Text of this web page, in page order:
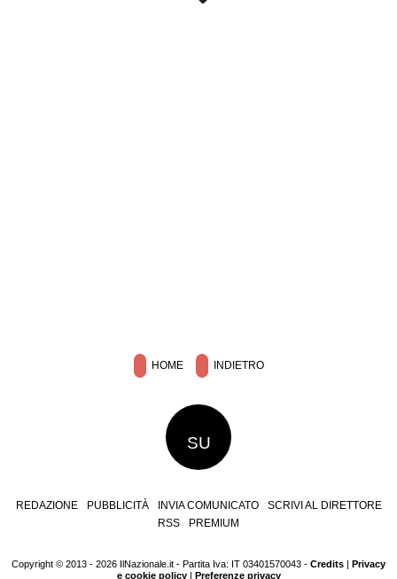
HOME INDIETRO
SU
REDAZIONE PUBBLICITÀ INVIA COMUNICATO
SCRIVI AL DIRETTORE
RSS
PREMIUM
Copyright © 2013 - 2026 IlNazionale.it - Partita Iva: IT 03401570043 - Credits
Privacy
e cookie policy| Preferenze privacy